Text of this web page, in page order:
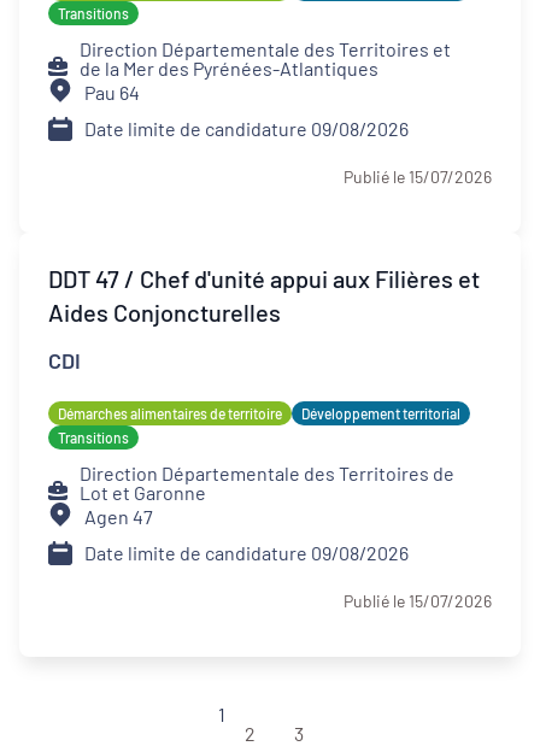
Transitions
Direction Départementale des Territoires et
de la Mer des Pyrénées-Atlantiques
Pau 64
Date limite de candidature 09/08/2026
Publié le 15/07/2026
DDT 47 / Chef d'unité appui aux Filières et
Aides Conjoncturelles
CDI
Démarches alimentaires de territoire
Développement territorial
Transitions
Direction Départementale des Territoires de
Lot et Garonne
Agen 47
Date limite de candidature 09/08/2026
Publié le 15/07/2026
1
2
3